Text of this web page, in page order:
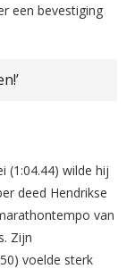
een bevestiging
(1:04.44) wilde hij
deed Hendrikse
van
Zijn
voelde sterk